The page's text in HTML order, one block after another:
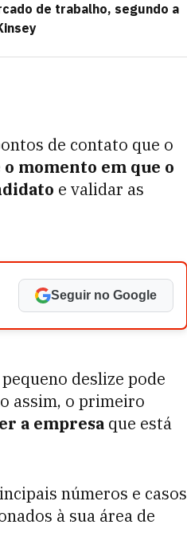
de trabalho, segundo a
de contato que o
momento em que o
e validar as
Seguir no Google
deslize pode
assim, o primeiro
a empresa que está
números e casos
à sua área de